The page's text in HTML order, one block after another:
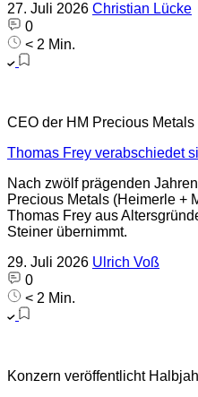
27. Juli 2026 Christian Lücke
0
< 2 Min.
CEO der HM Precious Metals
Thomas Frey verabschiedet
Nach zwölf prägenden
Precious Metals (Heimerle +
Thomas Frey aus
Steiner übernimmt.
29. Juli 2026 Ulrich Voß
0
< 2 Min.
Konzern veröffentlicht